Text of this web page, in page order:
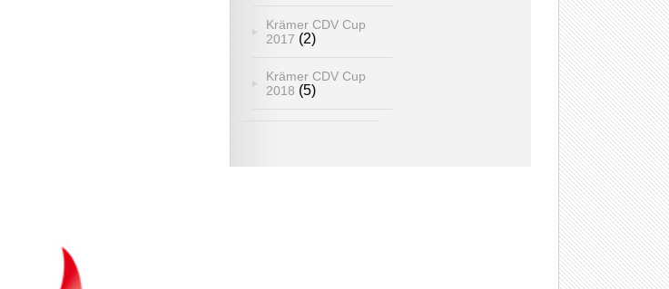
Krämer CDV Cup
2017 (2)
Krämer CDV Cup
2018 (5)